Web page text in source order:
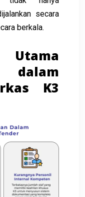
secara
berkala.
K3